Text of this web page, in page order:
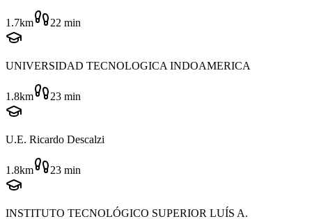
1.7km 22 min
UNIVERSIDAD TECNOLOGICA INDOAMERICA
1.8km 23 min
U.E. Ricardo Descalzi
1.8km 23 min
INSTITUTO TECNOLÓGICO SUPERIOR LUÍS A.